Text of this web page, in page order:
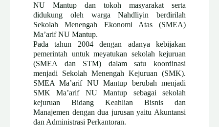
NU Mantup dan tokoh masyarakat serta
didukung oleh warga Nahdliyin berdirilah
Sekolah Menengah Ekonomi Atas (SMEA)
Ma’arif NU Mantup.
Pada tahun 2004 dengan adanya kebijakan
pemerintah untuk meyatukan sekolah kejuruan
(SMEA dan STM) dalam satu koordinasi
menjadi Sekolah Menengah Kejuruan (SMK).
SMEA Ma’arif NU Mantup berubah menjadi
SMK Ma’arif NU Mantup sebagai sekolah
kejuruan Bidang Keahlian Bisnis dan
Manajemen dengan dua jurusan yaitu Akuntansi
dan Administrasi Perkantoran.